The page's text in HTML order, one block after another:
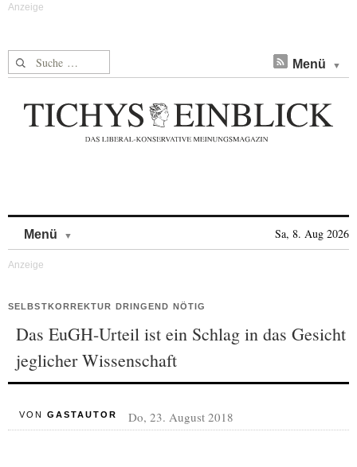
Suche nach: Menü
Menü Sa, 8. Aug 2026
SELBSTKORREKTUR DRINGEND NÖTIG
Das EuGH-Urteil ist ein Schlag in das Gesicht
jeglicher Wissenschaft
VON GASTAUTOR Do, 23. August 2018